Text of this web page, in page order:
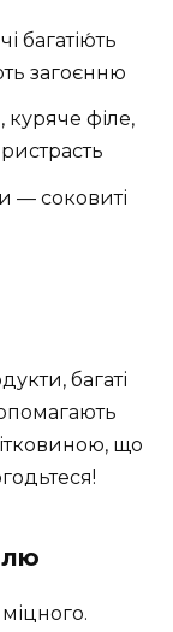
багатію́ть
загоєнню
філе,
— соковиті
багаті
що